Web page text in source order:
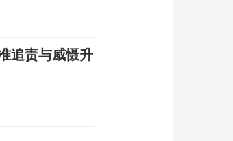
追责与威慑升